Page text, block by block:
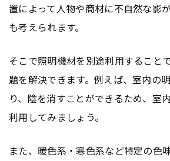
置によって人物や商材に不自然な影
も考えられます。
そこで照明機材を別途利用すること
題を解決できます。例えば、室内の
り、陰を消すことができるため、室
利用してみましょう。
また、暖色系・寒色系など特定の色